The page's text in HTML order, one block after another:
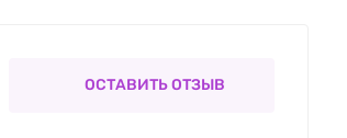
ОСТАВИТЬ ОТЗЫВ